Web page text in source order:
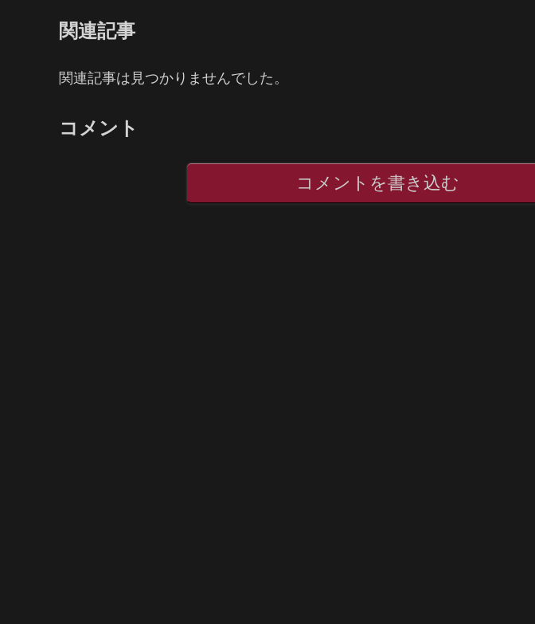
関連記事
関連記事は見つかりませんでした。
コメント
コメントを書き込む